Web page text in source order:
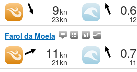
9kn
23kn
0.6
12
Farol da Moela
11 kn
21 kn
0.7
11